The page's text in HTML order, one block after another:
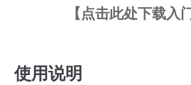
【点击此处下载入
使用说明